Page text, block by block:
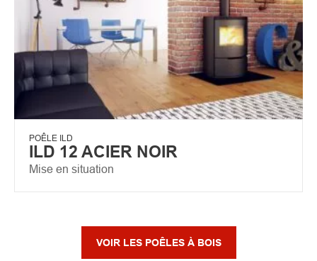
POÊLE ILD
ILD 12 ACIER NOIR
Mise en situation
VOIR LES POÊLES À BOIS